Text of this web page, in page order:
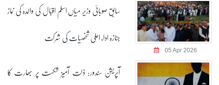
05 Apr 2026
سابق صوبائی وزیر میاں اسلم اقبال کی والدہ کی نماز
جنازہ ادا، اعلیٰ شخصیات کی شرکت
آپریشن سندور: ذلت آمیز شکست پر بھارت کا